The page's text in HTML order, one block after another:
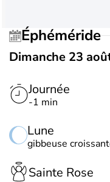
Éphéméride
Dimanche 23
Journée
-1 min
Lune
gibbeuse
Sainte Rose